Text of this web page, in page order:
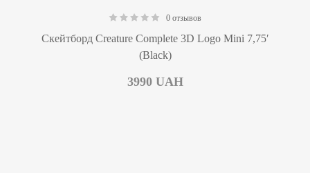
0 отзывов
Скейтборд Creature Complete 3D Logo Mini 7,75′
(Black)
3990 UAH